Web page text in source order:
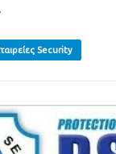
Security